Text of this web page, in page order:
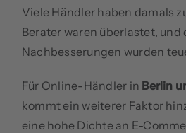
Viele Händler haben damals
Berater waren überlastet, und
Nachbesserungen wurden
Für Online-Händler in Berlin
kommt ein weiterer Faktor
eine hohe Dichte an E-